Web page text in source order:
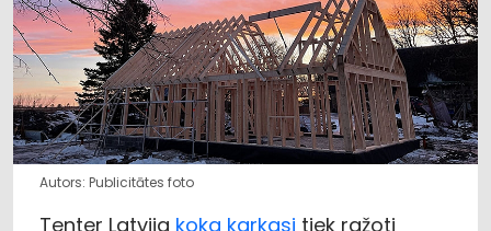
Autors: Publicitātes foto
Tenter Latvija koka karkasi tiek ražoti